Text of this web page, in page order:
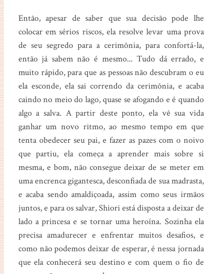
Então, apesar de saber que sua decisão pode lhe
colocar em sérios riscos, ela resolve levar uma prova
de seu segredo para a cerimônia, para confortá-la,
então já sabem não é mesmo... Tudo dá errado, e
muito rápido, para que as pessoas não descubram o eu
ela esconde, ela sai correndo da cerimônia, e acaba
caindo no meio do lago, quase se afogando e é quando
algo a salva. A partir deste ponto, ela vê sua vida
ganhar um novo ritmo, ao mesmo tempo em que
tenta obedecer seu pai, e fazer as pazes com o noivo
que partiu, ela começa a aprender mais sobre si
mesma, e bom, não consegue deixar de se meter em
uma encrenca gigantesca, desconfiada de sua madrasta,
e acaba sendo amaldiçoada, assim como seus irmãos
juntos, e para os salvar, Shiori está disposta a deixar de
lado a princesa e se tornar uma heroína. Sozinha ela
precisa amadurecer e enfrentar muitos desafios, e
como não podemos deixar de esperar, é nessa jornada
que ela conhecerá seu destino e com quem o fio de